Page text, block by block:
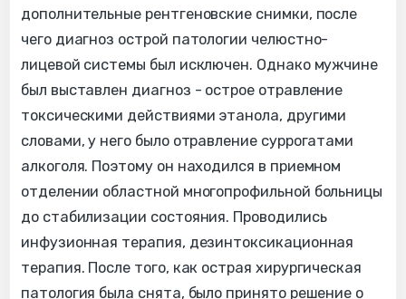
дополнительные рентгеновские снимки, после
чего диагноз острой патологии челюстно-
лицевой системы был исключен. Однако мужчине
был выставлен диагноз - острое отравление
токсическими действиями этанола, другими
словами, у него было отравление суррогатами
алкоголя. Поэтому он находился в приемном
отделении областной многопрофильной больницы
до стабилизации состояния. Проводились
инфузионная терапия, дезинтоксикационная
терапия. После того, как острая хирургическая
патология была снята, было принято решение о